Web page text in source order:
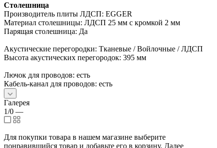
Столешница
Производитель плиты ЛДСП: EGGER
Материал столешницы: ЛДСП 25 мм с кромкой 2 мм
Парящая столешница: Да
Акустические перегородки: Тканевые / Войлочные / ЛДСП
Высота акустических перегородок: 395 мм
Лючок для проводов: есть
Кабель-канал для проводов: есть
Галерея
1/0 —
Для покупки товара в нашем магазине выберите
понравившийся товар и добавьте его в корзину. Далее